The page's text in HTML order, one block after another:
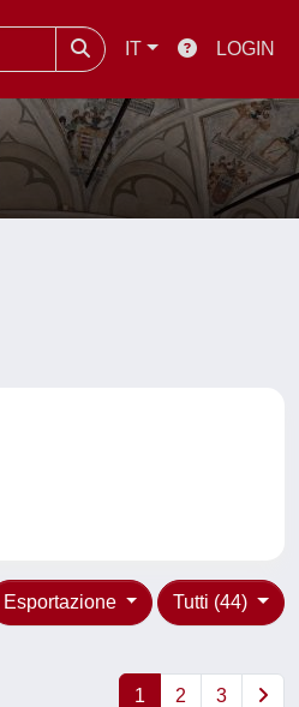
IT LOGIN
Tutti (44)
Esportazione
1 2 3